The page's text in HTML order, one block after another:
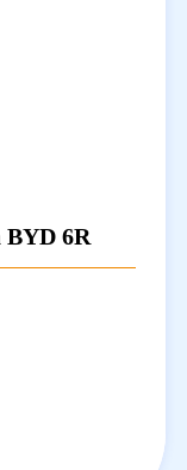
BYD 6R